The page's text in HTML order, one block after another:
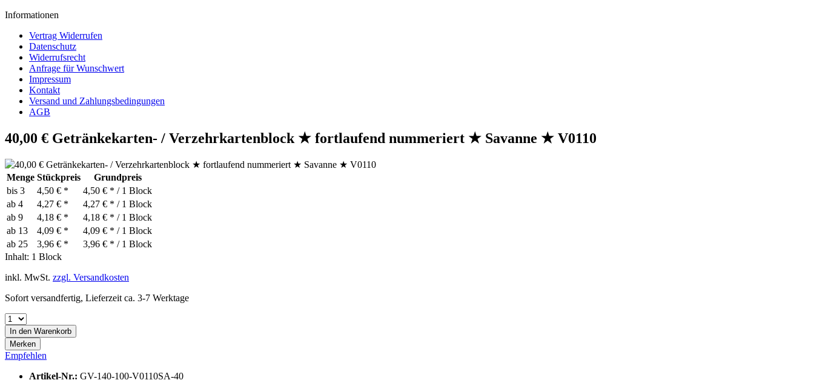
Informationen
Vertrag Widerrufen
Datenschutz
Widerrufsrecht
Anfrage für Wunschwert
Impressum
Kontakt
Versand und Zahlungsbedingungen
AGB
40,00 € Getränkekarten- / Verzehrkartenblock ★ fortlaufend nummeriert ★ Savanne ★ V0110
Menge Stückpreis
Grundpreis
bis 3 4,50 € *
4,50 € * / 1 Block
ab 4 4,27 € *
4,27 € * / 1 Block
ab 9 4,18 € *
4,18 € * / 1 Block
ab 13 4,09 € *
4,09 € * / 1 Block
ab 25 3,96 € *
3,96 € * / 1 Block
Inhalt: 1 Block
inkl. MwSt. zzgl. Versandkosten
Sofort versandfertig, Lieferzeit ca. 3-7 Werktage
In den Warenkorb
Merken
Empfehlen
Artikel-Nr.: GV-140-100-V0110SA-40